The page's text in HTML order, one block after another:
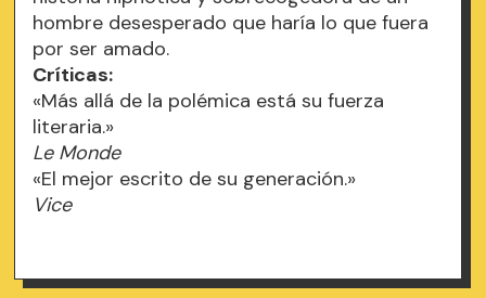
hombre desesperado que haría lo que fuera
por ser amado.
Críticas:
«Más allá de la polémica está su fuerza
literaria.»
Le Monde
«El mejor escrito de su generación.»
Vice